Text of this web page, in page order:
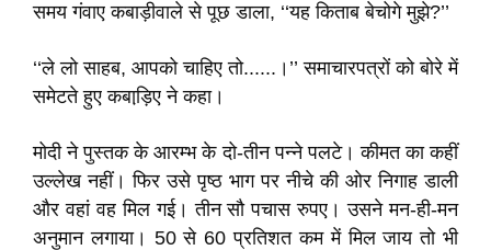
समय गंवाए कबाड़ीवाले से पूछ डाला, ‘‘यह किताब बेचोगे मुझे?’’
‘‘ले लो साहब, आपको चाहिए तो......।’’ समाचारपत्रों को बोरे में
समेटते हुए कबाड़ि़ए ने कहा।
मोदी ने पुस्तक के आरम्भ के दो-तीन पन्ने पलटे। कीमत का कहीं
उल्लेख नहीं। फिर उसे पृष्ठ भाग पर नीचे की ओर निगाह डाली
और वहां वह मिल गई। तीन सौ पचास रुपए। उसने मन-ही-मन
अनुमान लगाया। 50 से 60 प्रतिशत कम में मिल जाय तो भी